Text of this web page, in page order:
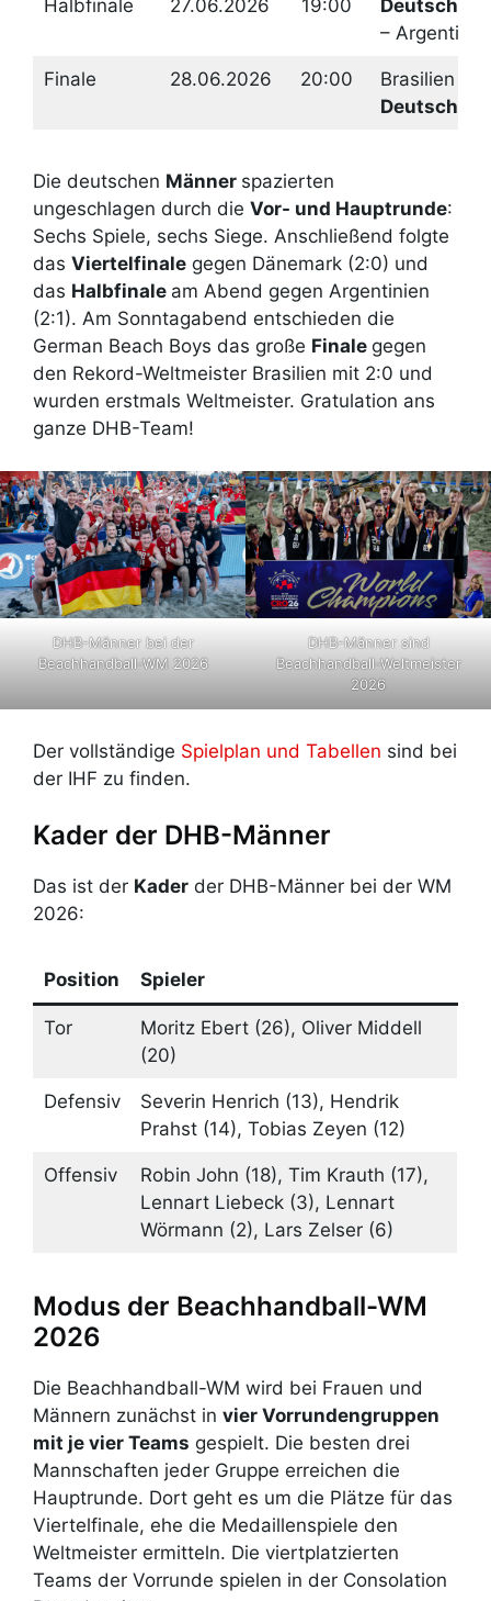
Halbfinale 27.06.2026 19:00
–
Finale 28.06.2026 20:00
Brasilien –
Die deutschen Männer spazierten
ungeschlagen durch die Vor- und Hauptrunde:
Sechs Spiele, sechs Siege. Anschließend folgte
das Viertelfinale gegen Dänemark (2:0) und
das Halbfinale am Abend gegen Argentinien
(2:1). Am Sonntagabend entschieden die
German Beach Boys das große Finale gegen
den Rekord-Weltmeister Brasilien mit 2:0 und
wurden erstmals Weltmeister. Gratulation ans
ganze DHB-Team!
DHB-Männer bei der
Beachhandball-WM 2026
DHB-Männer sind
Beachhandball-Weltmeister
2026
Der vollständige Spielplan und Tabellen sind bei
der IHF zu finden.
Kader der DHB-Männer
Das ist der Kader der DHB-Männer bei der WM
2026:
Position Spieler
Tor
Moritz Ebert (26), Oliver Middell
(20)
Defensiv
Severin Henrich (13), Hendrik
Prahst (14), Tobias Zeyen (12)
Offensiv
Robin John (18), Tim Krauth (17),
Lennart Liebeck (3), Lennart
Wörmann (2), Lars Zelser (6)
Modus der Beachhandball-WM
2026
Die Beachhandball-WM wird bei Frauen und
Männern zunächst in vier Vorrundengruppen
mit je vier Teams gespielt. Die besten drei
Mannschaften jeder Gruppe erreichen die
Hauptrunde. Dort geht es um die Plätze für das
Viertelfinale, ehe die Medaillenspiele den
Weltmeister ermitteln. Die viertplatzierten
Teams der Vorrunde spielen in der Consolation